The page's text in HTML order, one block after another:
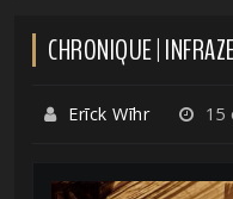
CHRONIQUE |
Erīck Wīhr 15